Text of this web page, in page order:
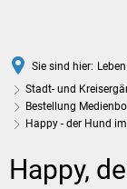
Sie sind hier:
Stadt- und
Bestellung
Happy - der Hund
Happy
Happy,